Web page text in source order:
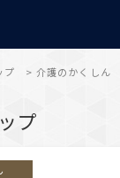
プ > 介護のかくしん
プ